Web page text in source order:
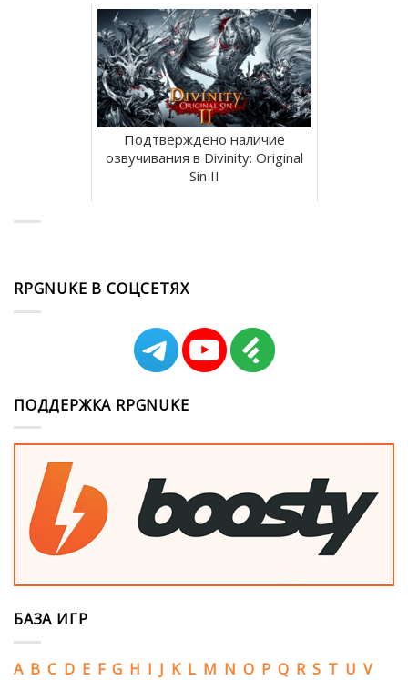
Подтверждено наличие
озвучивания в Divinity: Original
Sin II
RPGNUKE В СОЦСЕТЯХ
ПОДДЕРЖКА RPGNUKE
БАЗА ИГР
A B C D E F G H I J K L M N O P Q R S T U V